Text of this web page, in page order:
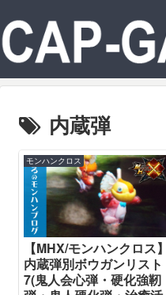
内蔵弾
モンハンクロス
【MHX/モンハンクロス】
内蔵弾別ボウガンリスト
7(鬼人会心弾・硬化強靭